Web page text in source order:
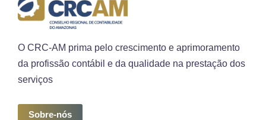
O CRC-AM prima pelo crescimento e aprimoramento
da profissão contábil e da qualidade na prestação dos
serviços
Sobre-nós